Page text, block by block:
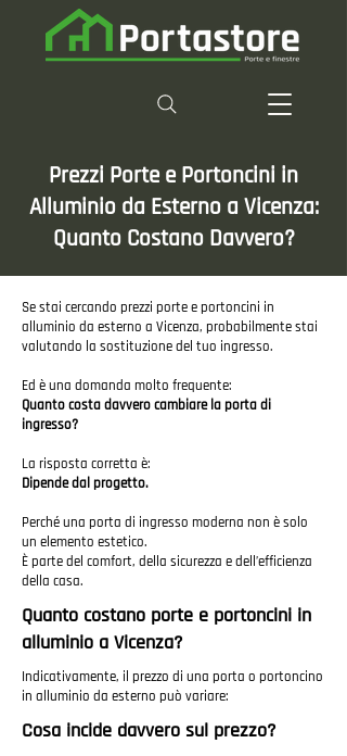
Prezzi Porte e Portoncini in
Alluminio da Esterno a Vicenza:
Quanto Costano Davvero?
Se stai cercando prezzi porte e portoncini in
alluminio da esterno a Vicenza, probabilmente stai
valutando la sostituzione del tuo ingresso.
Ed è una domanda molto frequente:
Quanto costa davvero cambiare la porta di
ingresso?
La risposta corretta è:
Dipende dal progetto.
Perché una porta di ingresso moderna non è solo
un elemento estetico.
È parte del comfort, della sicurezza e dell’efficienza
della casa.
Quanto costano porte e portoncini in
alluminio a Vicenza?
Indicativamente, il prezzo di una porta o portoncino
in alluminio da esterno può variare:
Cosa incide davvero sul prezzo?